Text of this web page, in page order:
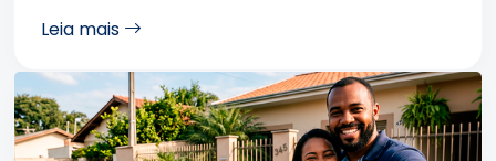
Leia mais